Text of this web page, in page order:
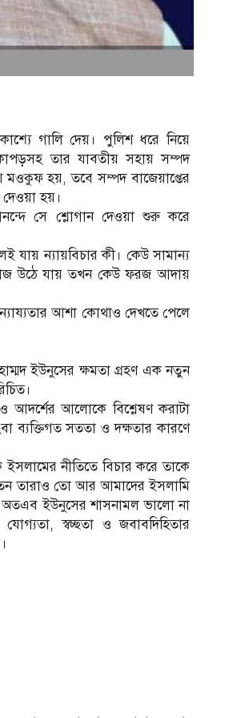
গালি দেয়। পুলিশ ধরে নিয়ে
তার যাবতীয় সহায় সম্পদ
মওকুফ হয়, তবে সম্পদ বাজেয়াপ্তের
হয়।
সে শ্লোগান দেওয়া শুরু করে
যায় ন্যায়বিচার কী। কেউ সামান্য
উঠে যায় তখন কেউ ফরজ আদায়
আশা কোথাও দেখতে পেলে
ইউনুসের ক্ষমতা গ্রহণ এক নতুন
আদর্শের আলোকে বিশ্লেষণ করাটা
ব্যক্তিগত সততা ও দক্ষতার কারণে
নীতিতে বিচার করে তাকে
তারাও তো আর আমাদের ইসলামি
ইউনুসের শাসনামল ভালো না
স্বচ্ছতা ও জবাবদিহিতার